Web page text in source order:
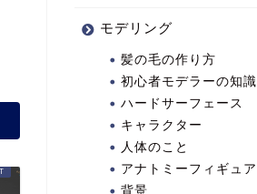
モデリング
髪の毛の作り方
初心者モデラーの知識
ハードサーフェース
キャラクター
人体のこと
アナトミーフィギュア
背景